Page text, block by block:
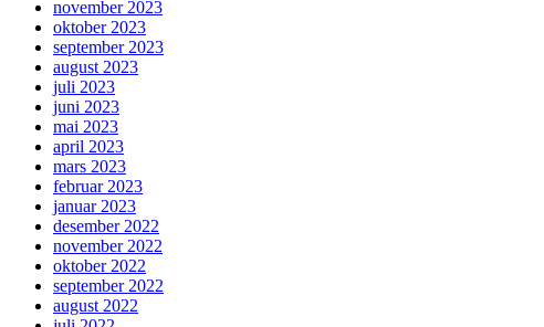
november 2023
oktober 2023
september 2023
august 2023
juli 2023
juni 2023
mai 2023
april 2023
mars 2023
februar 2023
januar 2023
desember 2022
november 2022
oktober 2022
september 2022
august 2022